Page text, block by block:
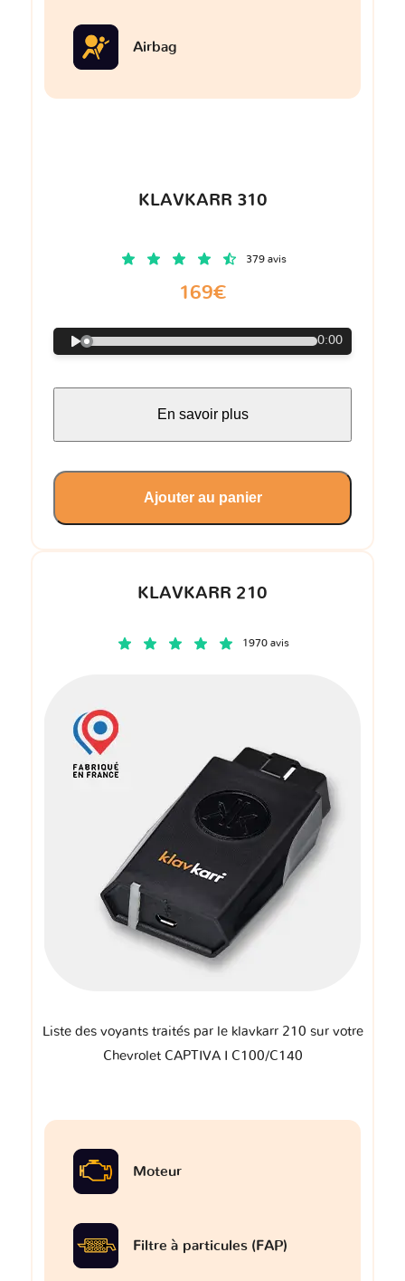
KLAVKARR 210
1970 avis
Liste des voyants traités par le klavkarr 210 sur votre
Chevrolet CAPTIVA I C100/C140
Moteur
Filtre à particules (FAP)
Airbag
KLAVKARR 310
379 avis
169€
0:00
En savoir plus
Ajouter au panier